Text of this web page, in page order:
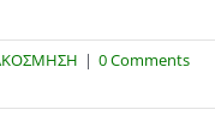
| 0 Comments